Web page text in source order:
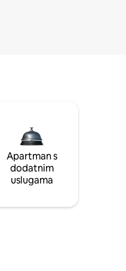
Apartman s
dodatnim
uslugama